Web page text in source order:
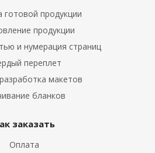
продукции
продукции
и нумерация страниц
переплет
макетов
бланков
заказать
Оплата